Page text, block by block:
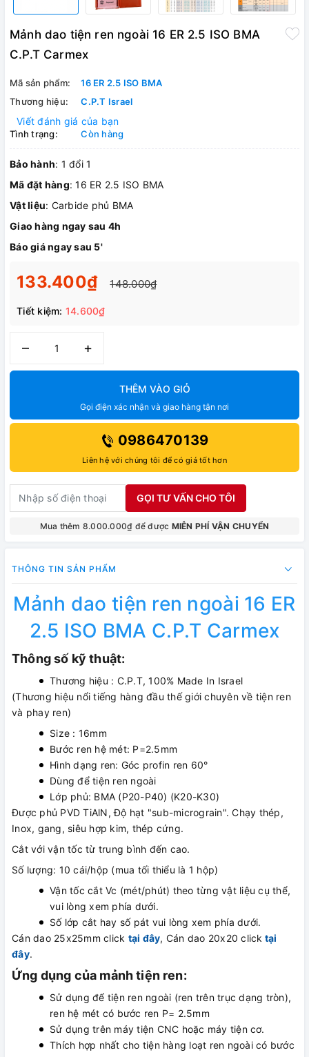
Mảnh dao tiện ren ngoài 16 ER 2.5 ISO BMA
C.P.T Carmex
Mã sản phẩm:
16 ER 2.5 ISO BMA
Thương hiệu:
C.P.T Israel
Viết đánh giá của bạn
Tình trạng: Còn hàng
Bảo hành: 1 đổi 1
Mã đặt hàng: 16 ER 2.5 ISO BMA
Vật liệu: Carbide phủ BMA
Giao hàng ngay sau 4h
Báo giá ngay sau 5'
133.400₫ 148.000₫
Tiết kiệm: 14.600₫
– +
THÊM VÀO GIỎ
Gọi điện xác nhận và giao hàng tận nơi
0986470139
Liên hệ với chúng tôi để có giá tốt hơn
GỌI TƯ VẤN CHO TÔI
Mua thêm 8.000.000₫ để được MIỄN PHÍ VẬN CHUYỂN
THÔNG TIN SẢN PHẨM
Mảnh dao tiện ren ngoài 16 ER
2.5 ISO BMA C.P.T Carmex
Thông số kỹ thuật:
Thương hiệu : C.P.T, 100% Made In Israel
(Thương hiệu nổi tiếng hàng đầu thế giới chuyên về tiện ren
và phay ren)
Size : 16mm
Bước ren hệ mét: P=2.5mm
Hình dạng ren: Góc profin ren 60°
Dùng để tiện ren ngoài
Lớp phủ: BMA (P20-P40) (K20-K30)
Được phủ PVD TiAlN, Độ hạt "sub-micrograin". Chạy thép,
Inox, gang, siêu hợp kim, thép cứng.
Cắt với vận tốc từ trung bình đến cao.
Số lượng: 10 cái/hộp (mua tối thiểu là 1 hộp)
Vận tốc cắt Vc (mét/phút) theo từng vật liệu cụ thể,
vui lòng xem phía dưới.
Số lớp cắt hay số pát vui lòng xem phía dưới.
Cán dao 25x25mm click tại đây, Cán dao 20x20 click tại
đây.
Ứng dụng của mảnh tiện ren:
Sử dụng để tiện ren ngoài (ren trên trục dạng tròn),
ren hệ mét có bước ren P= 2.5mm
Sử dụng trên máy tiện CNC hoặc máy tiện cơ.
Thích hợp nhất cho tiện hàng loạt ren ngoài có bước